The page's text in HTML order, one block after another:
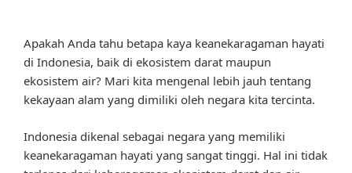
Apakah Anda tahu betapa kaya keanekaragaman hayati
di Indonesia, baik di ekosistem darat maupun
ekosistem air? Mari kita mengenal lebih jauh tentang
kekayaan alam yang dimiliki oleh negara kita tercinta.
Indonesia dikenal sebagai negara yang memiliki
keanekaragaman hayati yang sangat tinggi. Hal ini tidak